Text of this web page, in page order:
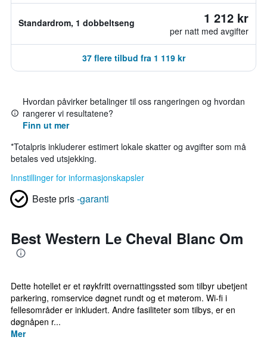
Standardrom, 1 dobbeltseng 1 212 kr
per natt med avgifter
37 flere tilbud fra 1 119 kr
Hvordan påvirker betalinger til oss rangeringen og hvordan
rangerer vi resultatene?
Finn ut mer
*Totalpris inkluderer estimert lokale skatter og avgifter som må
betales ved utsjekking.
Innstillinger for informasjonskapsler
Beste pris-garanti
Best Western Le Cheval Blanc Om
Dette hotellet er et røykfritt overnattingssted som tilbyr ubetjent
parkering, romservice døgnet rundt og et møterom. Wi-fi i
fellesområder er inkludert. Andre fasiliteter som tilbys, er en
døgnåpen r...
Mer